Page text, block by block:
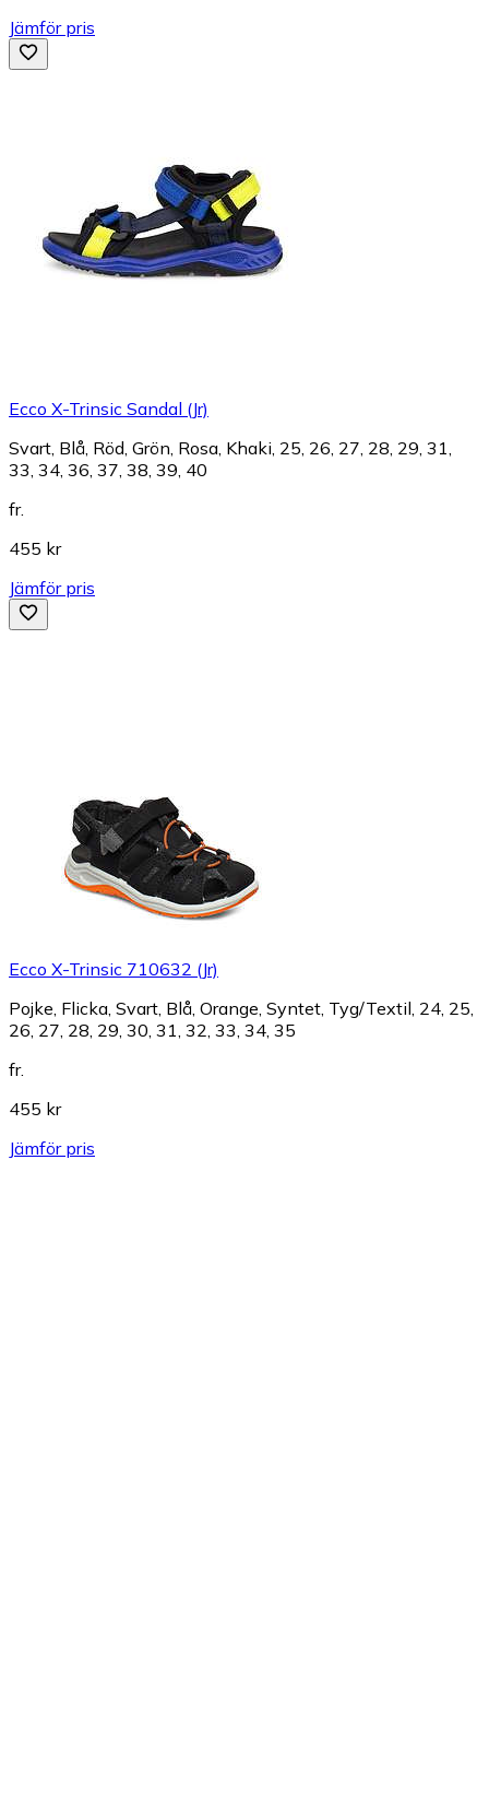
Jämför pris
Ecco X-Trinsic Sandal (Jr)
Svart, Blå, Röd, Grön, Rosa, Khaki, 25, 26, 27, 28, 29, 31,
33, 34, 36, 37, 38, 39, 40
fr.
455 kr
Jämför pris
Ecco X-Trinsic 710632 (Jr)
Pojke, Flicka, Svart, Blå, Orange, Syntet, Tyg/Textil, 24, 25,
26, 27, 28, 29, 30, 31, 32, 33, 34, 35
fr.
455 kr
Jämför pris